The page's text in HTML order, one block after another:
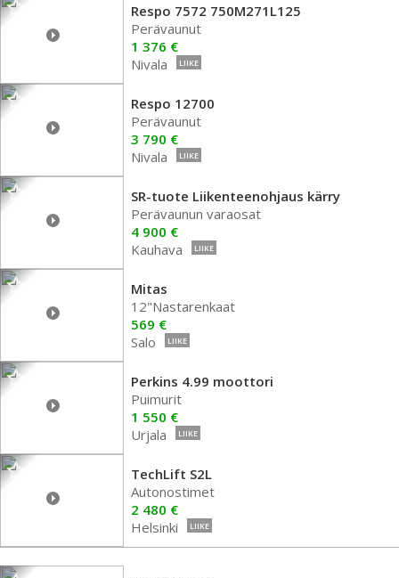
Respo 7572 750M271L125
Perävaunut
1 376 €
Nivala
LIIKE
Respo 12700
Perävaunut
3 790 €
Nivala
LIIKE
SR-tuote Liikenteenohjaus kärry
Perävaunun varaosat
4 900 €
Kauhava
LIIKE
Mitas
12"Nastarenkaat
569 €
Salo
LIIKE
Perkins 4.99 moottori
Puimurit
1 550 €
Urjala
LIIKE
TechLift S2L
Autonostimet
2 480 €
Helsinki
LIIKE